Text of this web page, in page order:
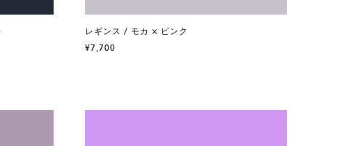
レギンス / モカ × ピンク
¥7,700